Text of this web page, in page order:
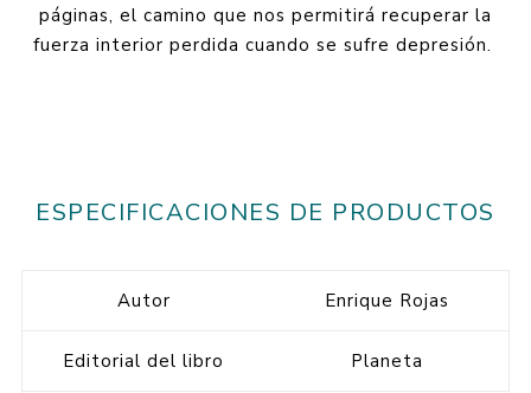
páginas, el camino que nos permitirá recuperar la
fuerza interior perdida cuando se sufre depresión.
ESPECIFICACIONES DE PRODUCTOS
Autor Enrique Rojas
Editorial del libro Planeta